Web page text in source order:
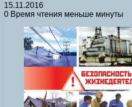
15.11.2016
0 Время чтения меньше минуты